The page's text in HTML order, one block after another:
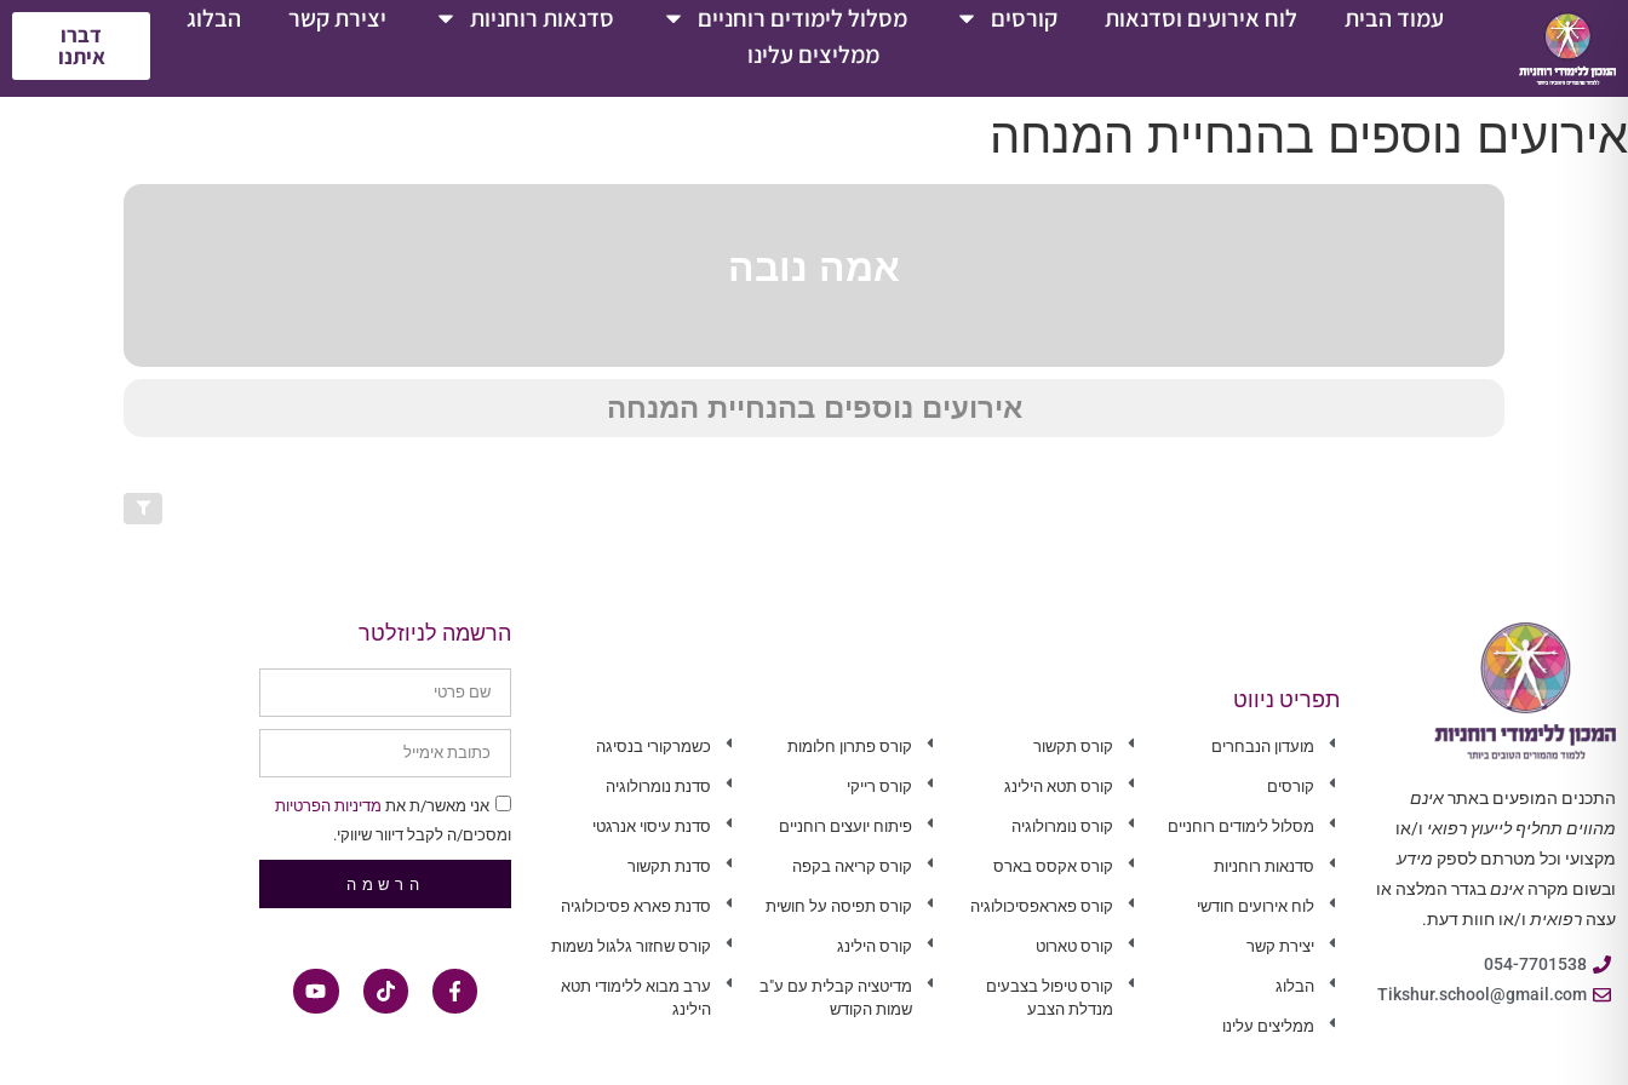
עמוד הבית לוח אירועים וסדנאות קורסים מסלול לימודים רוחניים סדנאות רוחניות יצירת קשר
הבלוג
ממליצים עלינו
דברו
איתנו
אירועים נוספים בהנחיית המנחה
אמה נובה
אירועים נוספים בהנחיית המנחה
התכנים המופעים באתראינם
מהווים תחליף לייעוץ רפואי ו/או
מקצועי וכל מטרתם לספק מידע
ובשום מקרה אינםבגדר המלצה או
עצה רפואית ו/או חוות דעת.
054-7701538
Tikshur.school@gmail.com
תפריט ניווט
מועדון הנבחרים
קורסים
מסלול לימודים רוחניים
סדנאות רוחניות
לוח אירועים חודשי
יצירת קשר
הבלוג
ממליצים עלינו
קורס תקשור
קורס תטא הילינג
קורס נומרולוגיה
קורס אקסס בארס
קורס פאראפסיכולוגיה
קורס טארוט
קורס טיפול בצבעים
מנדלת הצבע
קורס פתרון חלומות
קורס רייקי
פיתוח יועצים רוחניים
קורס קריאה בקפה
קורס תפיסה על חושית
קורס הילינג
מדיטציה קבלית עם ע"ב
שמות הקודש
כשמרקורי בנסיגה
סדנת נומרולוגיה
סדנת עיסוי אנרגטי
סדנת תקשור
סדנת פארא פסיכולוגיה
קורס שחזור גלגול נשמות
ערב מבוא ללימודי תטא
הילינג
הרשמה לניוזלטר
אני מאשר/ת את מדיניות הפרטיות
ומסכים/ה לקבל דיוור שיווקי.
הרשמה